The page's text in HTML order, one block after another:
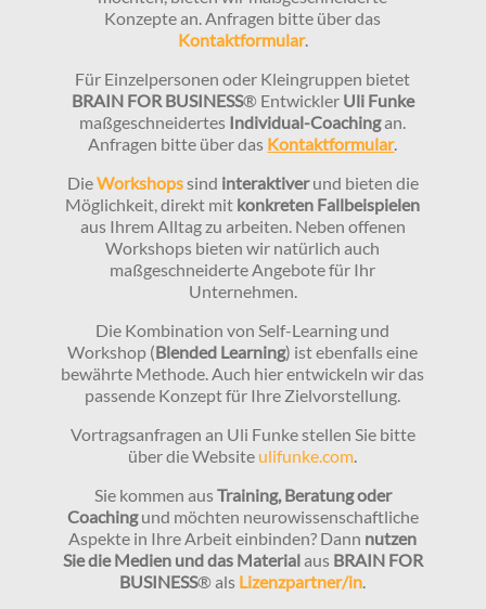
Konzepte an. Anfragen bitte über das
Kontaktformular.
Für Einzelpersonen oder Kleingruppen bietet
BRAIN FOR BUSINESS® Entwickler Uli Funke
maßgeschneidertes Individual-Coachingan.
Anfragen bitte über das Kontaktformular.
DieWorkshopssind interaktiverund bieten die
Möglichkeit, direkt mit konkreten Fallbeispielen
aus Ihrem Alltag zu arbeiten. Neben offenen
Workshops bieten wir natürlich auch
maßgeschneiderte Angebote für Ihr
Unternehmen.
Die Kombination von Self-Learning und
Workshop (Blended Learning) ist ebenfalls eine
bewährte Methode. Auch hier entwickeln wir das
passende Konzept für Ihre Zielvorstellung.
Vortragsanfragen an Uli Funke stellen Sie bitte
über die Website ulifunke.com.
Sie kommen ausTraining, Beratung oder
Coachingund möchten neurowissenschaftliche
Aspekte in Ihre Arbeit einbinden? Dann nutzen
Sie die Medien und das Materialaus BRAIN FOR
BUSINESS® als Lizenzpartner/in.